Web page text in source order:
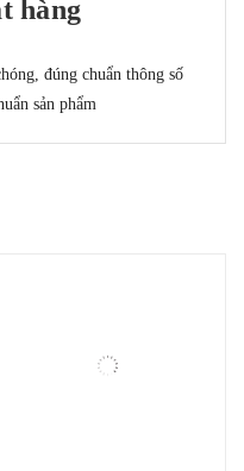
hàng
đúng chuẩn thông số
sản phẩm